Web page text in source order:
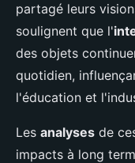
partagé leurs
soulignent que l'
des objets
quotidien,
l'éducation et
Les analyses de
impacts à long